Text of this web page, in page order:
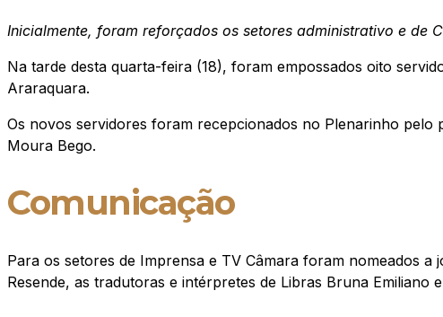
Inicialmente, foram reforçados os setores administrativo e de
Na tarde desta quarta-feira (18), foram empossados oito
Araraquara.
Os novos servidores foram recepcionados no Plenarinho pelo
Moura Bego.
Comunicação
Para os setores de Imprensa e TV Câmara foram nomeados a
Resende, as tradutoras e intérpretes de Libras Bruna Emiliano